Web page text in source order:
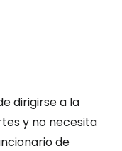
dirigirse a la
y no necesita
de